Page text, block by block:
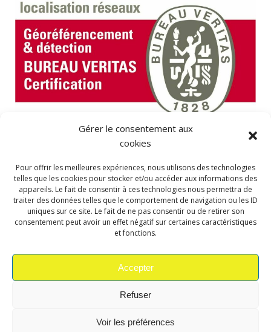
Gérer le consentement aux
cookies
Pour offrir les meilleures expériences, nous utilisons des technologies
telles que les cookies pour stocker et/ou accéder aux informations des
appareils. Le fait de consentir à ces technologies nous permettra de
traiter des données telles que le comportement de navigation ou les ID
uniques sur ce site. Le fait de ne pas consentir ou de retirer son
consentement peut avoir un effet négatif sur certaines caractéristiques
et fonctions.
Accepter
Refuser
Voir les préférences
03 44 47 70 18
contact@georef95.fr
7 rue Jean Baptiste Néron / 60540 Bornel
Retrouvez nous sur les réseaux :
® 2023 GEOREF95 - Tous droits réservés - Création du site réalisé par